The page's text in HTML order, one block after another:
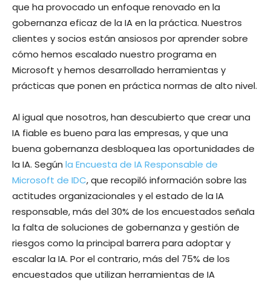
que ha provocado un enfoque renovado en la
gobernanza eficaz de la IA en la práctica. Nuestros
clientes y socios están ansiosos por aprender sobre
cómo hemos escalado nuestro programa en
Microsoft y hemos desarrollado herramientas y
prácticas que ponen en práctica normas de alto nivel.
Al igual que nosotros, han descubierto que crear una
IA fiable es bueno para las empresas, y que una
buena gobernanza desbloquea las oportunidades de
la IA. Según la Encuesta de IA Responsable de
Microsoft de IDC, que recopiló información sobre las
actitudes organizacionales y el estado de la IA
responsable, más del 30% de los encuestados señala
la falta de soluciones de gobernanza y gestión de
riesgos como la principal barrera para adoptar y
escalar la IA. Por el contrario, más del 75% de los
encuestados que utilizan herramientas de IA